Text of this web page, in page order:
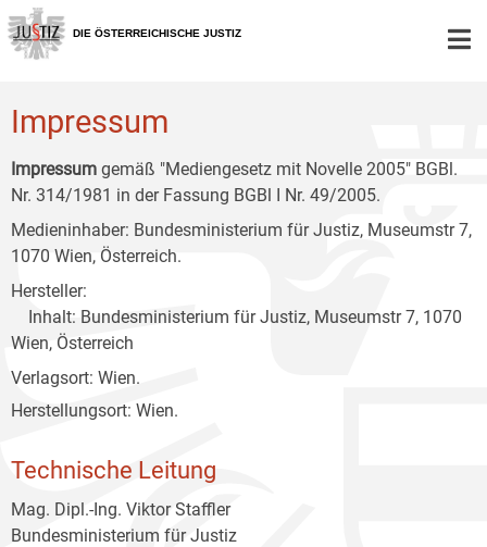
Zur
Hauptnavigation
[1]
Zum
Inhalt
[2]
Zum
Untermenü
[3]
DIE ÖSTERREICHISCHE JUSTIZ
Impressum
Impressum gemäß "Mediengesetz mit Novelle 2005" BGBl.
Nr. 314/1981 in der Fassung BGBl I Nr. 49/2005.
Medieninhaber: Bundesministerium für Justiz, Museumstr 7,
1070 Wien, Österreich.
Hersteller:
Inhalt: Bundesministerium für Justiz, Museumstr 7, 1070
Wien, Österreich
Verlagsort: Wien.
Herstellungsort: Wien.
Technische Leitung
Mag. Dipl.-Ing. Viktor Staffler
Bundesministerium für Justiz